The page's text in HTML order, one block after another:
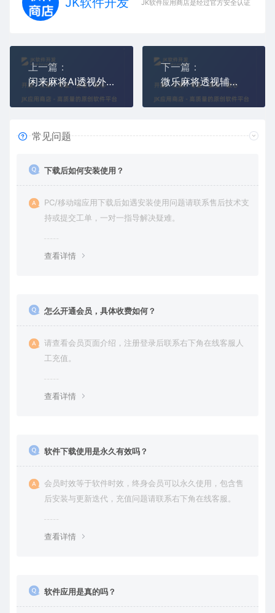
JK软件应用商店是经过官方安全认证，保障
上一篇：
闲来麻将AI透视外挂(广东闲来麻将作弊器辅助挂)
下一篇：
微乐麻将透视辅助软件(微信小程序微乐透视外挂下载)
常见问题
下载后如何安装使用？
PC/移动端应用下载后如遇安装使用问题请联系售后技术支
持或提交工单，一对一指导解决疑难。
查看详情
怎么开通会员，具体收费如何？
请查看会员页面介绍，注册登录后联系右下角在线客服人
工充值。
查看详情
软件下载使用是永久有效吗？
会员时效等于软件时效，终身会员可以永久使用，包含售
后安装与更新迭代，充值问题请联系右下角在线客服。
查看详情
软件应用是真的吗？